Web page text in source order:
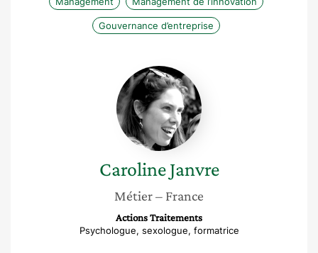
Gouvernance d’entreprise
Caroline
Janvre
Caroline Janvre
Métier– France
Actions Traitements
Psychologue, sexologue, formatrice